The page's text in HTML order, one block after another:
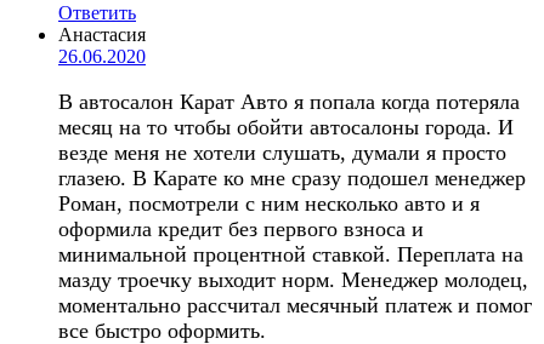
Ответить
Анастасия
26.06.2020
В автосалон Карат Авто я попала когда потеряла
месяц на то чтобы обойти автосалоны города. И
везде меня не хотели слушать, думали я просто
глазею. В Карате ко мне сразу подошел менеджер
Роман, посмотрели с ним несколько авто и я
оформила кредит без первого взноса и
минимальной процентной ставкой. Переплата на
мазду троечку выходит норм. Менеджер молодец,
моментально рассчитал месячный платеж и помог
все быстро оформить.